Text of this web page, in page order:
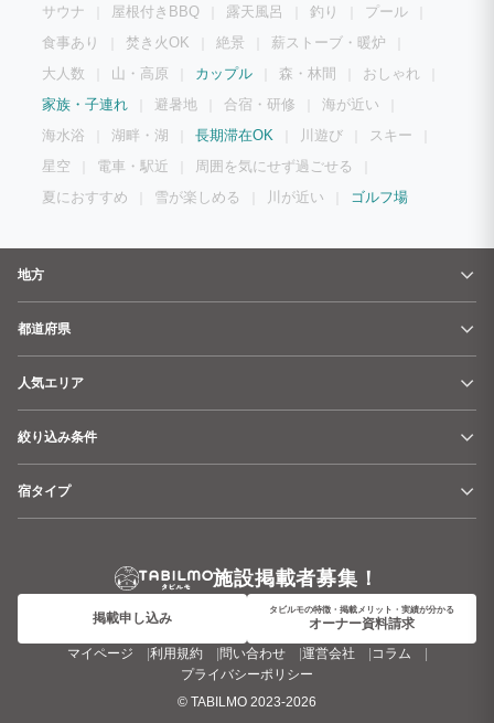
サウナ
屋根付きBBQ 露天風呂 釣り
プール
食事あり
焚き火OK 絶景
薪ストーブ・暖炉
大人数
山・高原 カップル 森・林間
おしゃれ
家族・子連れ
避暑地 合宿・研修
海が近い
海水浴
湖畔・湖 長期滞在OK 川遊び
スキー
星空
電車・駅近
周囲を気にせず過ごせる
夏におすすめ
雪が楽しめる 川が近い ゴルフ場
地方
都道府県
人気エリア
絞り込み条件
宿タイプ
施設掲載者募集！
掲載申し込み
タビルモの特徴・掲載メリット・実績が分かる
オーナー資料請求
マイページ
利用規約 問い合わせ 運営会社
コラム
プライバシーポリシー
© TABILMO 2023-2026